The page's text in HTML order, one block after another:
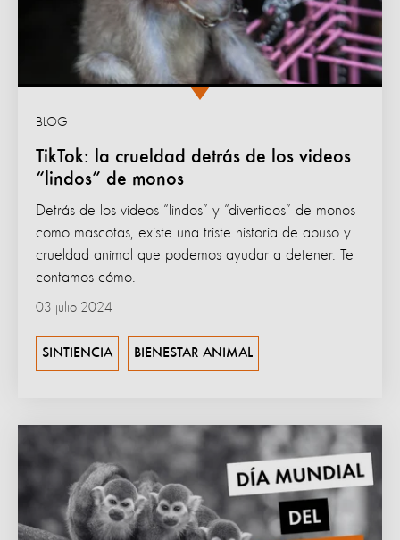
TikTok: la crueldad detrás de los videos
“lindos” de monos
BLOG
Detrás de los videos “lindos” y “divertidos” de monos
como mascotas, existe una triste historia de abuso y
crueldad animal que podemos ayudar a detener. Te
contamos cómo.
03 julio 2024
SINTIENCIA BIENESTAR ANIMAL